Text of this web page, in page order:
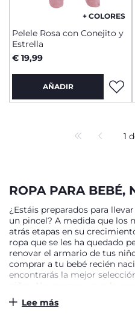
+ COLORES
Pelele Rosa con Conejito y
Estrella
€ 19,99
AÑADIR
1
ROPA PARA BEBÉ,
¿Estáis preparados para
un pincel? A medida que los
atrás etapas en su
ropa que se les ha quedado
renovar el armario de tus
comprar a tu bebé recién
encontrarás la mejor
niñas. No esperes a que la
descubre en Chicco todo
más pequeños de la mejor
Lee más